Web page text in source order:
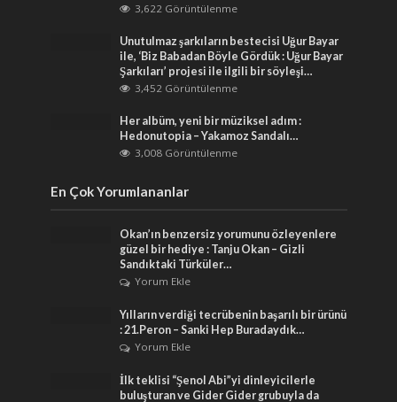
3,622 Görüntülenme
Unutulmaz şarkıların bestecisi Uğur Bayar
ile, ‘Biz Babadan Böyle Gördük : Uğur Bayar
Şarkıları’ projesi ile ilgili bir söyleşi…
3,452 Görüntülenme
Her albüm, yeni bir müziksel adım :
Hedonutopia – Yakamoz Sandalı…
3,008 Görüntülenme
En Çok Yorumlananlar
Okan’ın benzersiz yorumunu özleyenlere
güzel bir hediye : Tanju Okan – Gizli
Sandıktaki Türküler…
Yorum Ekle
Yılların verdiği tecrübenin başarılı bir ürünü
: 21.Peron – Sanki Hep Buradaydık…
Yorum Ekle
İlk teklisi “Şenol Abi”yi dinleyicilerle
buluşturan ve Gider Gider grubuyla da